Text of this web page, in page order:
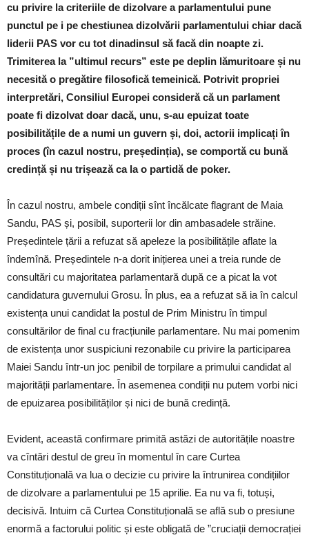
cu privire la criteriile de dizolvare a parlamentului pune
punctul pe i pe chestiunea dizolvării parlamentului chiar dacă
liderii PAS vor cu tot dinadinsul să facă din noapte zi.
Trimiterea la ”ultimul recurs” este pe deplin lămuritoare și nu
necesită o pregătire filosofică temeinică. Potrivit propriei
interpretări, Consiliul Europei consideră că un parlament
poate fi dizolvat doar dacă, unu, s-au epuizat toate
posibilitățile de a numi un guvern și, doi, actorii implicați în
proces (în cazul nostru, președinția), se comportă cu bună
credință și nu trișează ca la o partidă de poker.
În cazul nostru, ambele condiții sînt încălcate flagrant de Maia
Sandu, PAS și, posibil, suporterii lor din ambasadele străine.
Președintele țării a refuzat să apeleze la posibilitățile aflate la
îndemînă. Președintele n-a dorit inițierea unei a treia runde de
consultări cu majoritatea parlamentară după ce a picat la vot
candidatura guvernului Grosu. În plus, ea a refuzat să ia în calcul
existența unui candidat la postul de Prim Ministru în timpul
consultărilor de final cu fracțiunile parlamentare. Nu mai pomenim
de existența unor suspiciuni rezonabile cu privire la participarea
Maiei Sandu într-un joc penibil de torpilare a primului candidat al
majorității parlamentare. În asemenea condiții nu putem vorbi nici
de epuizarea posibilităților și nici de bună credință.
Evident, această confirmare primită astăzi de autoritățile noastre
va cîntări destul de greu în momentul în care Curtea
Constituțională va lua o decizie cu privire la întrunirea condițiilor
de dizolvare a parlamentului pe 15 aprilie. Ea nu va fi, totuși,
decisivă. Intuim că Curtea Constituțională se află sub o presiune
enormă a factorului politic și este obligată de ”cruciații democrației